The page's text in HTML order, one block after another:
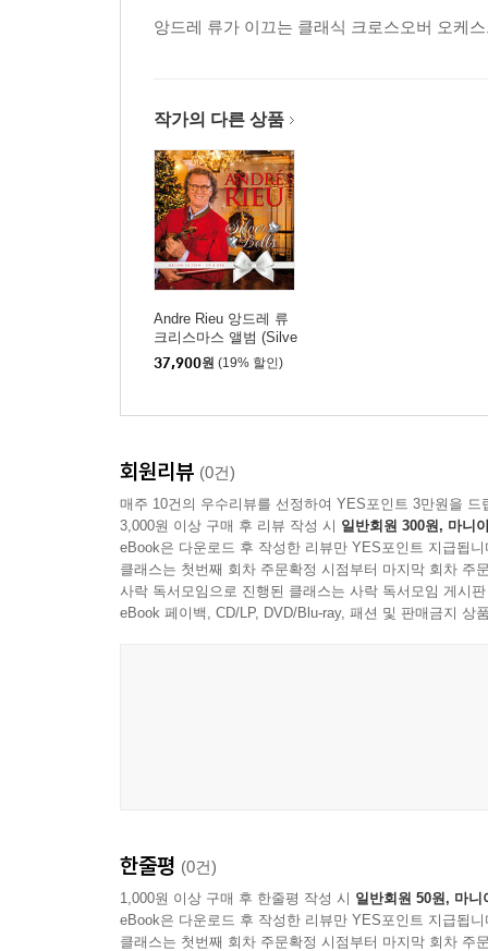
앙드레 류가 이끄는 클래식 크로스오버 오케
작가의 다른 상품
Andre Rieu 앙드레 류
크리스마스 앨범 (Silve
r Bells) [CD+DVD]
37,900원 (19% 할인)
회원리뷰 (0건)
매주 10건의 우수리뷰를 선정하여 YES포인트 3만원을 드
3,000원 이상 구매 후 리뷰 작성 시 일반회원 300원, 마니
eBook은 다운로드 후 작성한 리뷰만 YES포인트 지급됩니
클래스는 첫번째 회차 주문확정 시점부터 마지막 회차 주
사락 독서모임으로 진행된 클래스는 사락 독서모임 게시
eBook 페이백, CD/LP, DVD/Blu-ray, 패션 및 판매금지 상
한줄평 (0건)
1,000원 이상 구매 후 한줄평 작성 시 일반회원 50원, 마니
eBook은 다운로드 후 작성한 리뷰만 YES포인트 지급됩니
클래스는 첫번째 회차 주문확정 시점부터 마지막 회차 주